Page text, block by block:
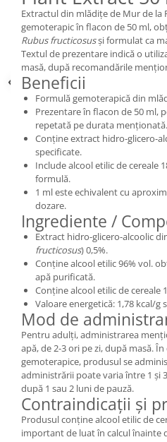
Extractul din mlădițe de Mur de la
gemoterapic în flacon de 50 ml,
Rubus fructicosusși formulat ca
Textul de prezentare indică o
masă, după recomandările
Beneficii
Formulă gemoterapică din
Prezentare în flacon de 50
repetată pe durata menționată.
Conține extract hidro-glicero-
specificate.
Include alcool etilic de cereale
formulă.
1 ml este echivalent cu
dozare.
Ingrediente /
Extract hidro-glicero-alcoolic
fructicosus) 0,5%.
Conține alcool etilic 96% vol.
apă purificată.
Conține alcool etilic de cereale
Valoare energetică: 1,78 kcal/g
Mod de
Pentru adulți, administrarea
apă, de 2-3 ori pe zi, după masă.
gemoterapice, produsul se
administrării poate varia între 1 și
după 1 sau 2 luni de pauză.
Contraindicații și
Produsul conține alcool etilic de
important de luat în calcul înainte